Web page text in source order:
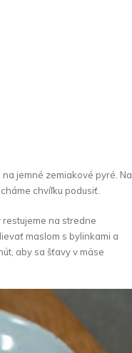
jemné zemiakové pyré. Na
chvíľku podusiť.
na stredne
maslom s bylinkami a
aby sa šťavy v mäse